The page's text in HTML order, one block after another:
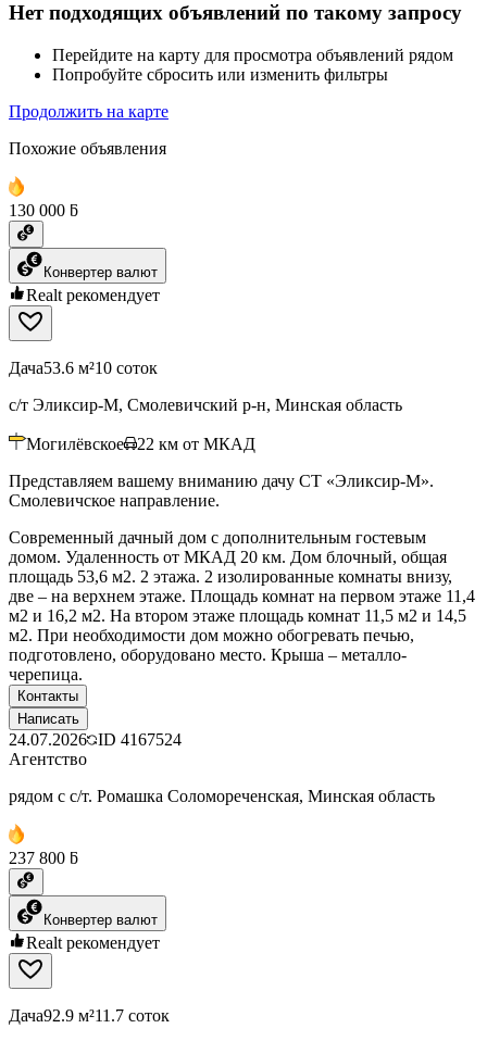
Нет подходящих объявлений по такому запросу
Перейдите на карту для просмотра объявлений рядом
Попробуйте сбросить или изменить фильтры
Продолжить на карте
Похожие объявления
130 000 ƃ
Конвертер валют
Realt рекомендует
Дача53.6 м²10 соток
с/т Эликсир-М, Смолевичский р-н, Минская область
Могилёвское 22 км от МКАД
Представляем вашему вниманию дачу СТ «Эликсир-М».
Смолевичское направление.
Современный дачный дом с дополнительным гостевым
домом. Удаленность от МКАД 20 км. Дом блочный, общая
площадь 53,6 м2. 2 этажа. 2 изолированные комнаты внизу,
две – на верхнем этаже. Площадь комнат на первом этаже 11,4
м2 и 16,2 м2. На втором этаже площадь комнат 11,5 м2 и 14,5
м2. При необходимости дом можно обогревать печью,
подготовлено, оборудовано место. Крыша – металло-
черепица.
Контакты
Написать
24.07.2026 ID 4167524
Агентство
рядом с с/т. Ромашка Соломореченская, Минская область
237 800 ƃ
Конвертер валют
Realt рекомендует
Дача92.9 м²11.7 соток